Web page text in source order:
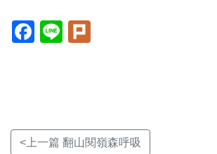
Facebook(另
開
Line(另
開
<上一篇 翻山閱嶺森呼吸